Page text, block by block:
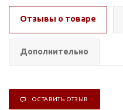
Отзывы о товаре
Дополнительно
ОСТАВИТЬ ОТЗЫВ